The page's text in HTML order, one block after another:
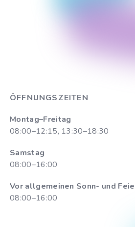
ÖFFNUNGSZEITEN
Montag–Freitag
08:00–12:15, 13:30–18:30
Samstag
08:00–16:00
Vor allgemeinen Sonn- und
08:00–16:00